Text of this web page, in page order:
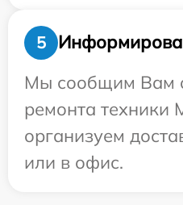
5
Мы сообщим Вам
ремонта техники
организуем
или в офис.